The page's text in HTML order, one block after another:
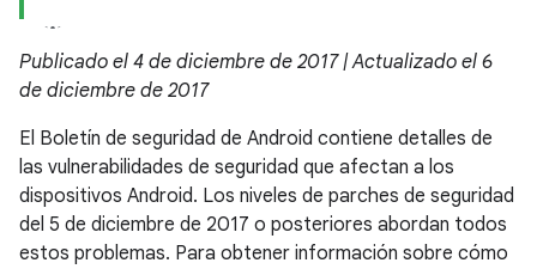
Publicado el 4 de diciembre de 2017 | Actualizado el 6
de diciembre de 2017
El Boletín de seguridad de Android contiene detalles de
las vulnerabilidades de seguridad que afectan a los
dispositivos Android. Los niveles de parches de seguridad
del 5 de diciembre de 2017 o posteriores abordan todos
estos problemas. Para obtener información sobre cómo